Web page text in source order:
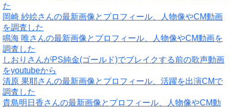
た
岡崎 紗絵さんの最新画像とプロフィール、人物像やCM動画
を調査した
鳴海 唯さんの最新画像とプロフィール、人物像やCM動画を
調査した
しおりさんがPS純金(ゴールド)でブレイクする前の歌声動画
をyoutubeから
清原 果耶さんの最新画像とプロフィール、活躍を出演CMで
調査した
貴島明日香さんの最新画像とプロフィール、人物像やCM動